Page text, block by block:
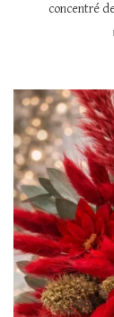
concentré